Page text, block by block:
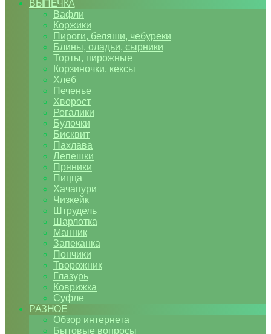
ВЫПЕЧКА
Вафли
Коржики
Пироги, беляши, чебуреки
Блины, оладьи, сырники
Торты, пирожные
Корзиночки, кексы
Хлеб
Печенье
Хворост
Рогалики
Булочки
Бисквит
Пахлава
Лепешки
Пряники
Пицца
Хачапури
Чизкейк
Штрудель
Шарлотка
Манник
Запеканка
Пончики
Творожник
Глазурь
Коврижка
Суфле
РАЗНОЕ
Обзор интернета
Бытовые вопросы